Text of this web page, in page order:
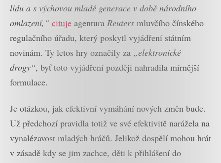
lidu a s výchovou mladé generace v době národního
omlazení,“ cituje agentura Reuters mluvčího čínského
regulačního úřadu, který poskytl vyjádření státním
novinám. Ty letos hry označily za „elektronické
drogy“, byť toto vyjádření později nahradila mírnější
formulace.
Je otázkou, jak efektivní vymáhání nových změn bude.
Už předchozí pravidla totiž ve své efektivitě narážela na
vynalézavost mladých hráčů. Jelikož dospělí mohou hrát
v zásadě kdy se jim zachce, děti k přihlášení do